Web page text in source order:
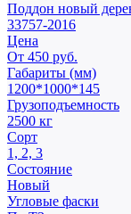
Поддон новый
33757-2016
Цена
От 450 руб.
Габариты (мм)
1200*1000*145
Грузоподъемность
2500 кг
Сорт
1, 2, 3
Состояние
Новый
Угловые фаски